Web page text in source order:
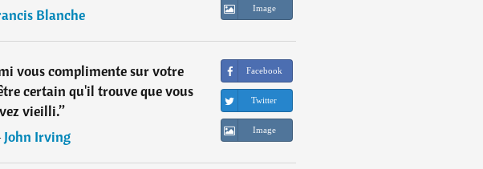
Blanche
Image
vous complimente sur votre
certain qu'il trouve que vous
vieilli.”
John Irving
Facebook
Twitter
Image